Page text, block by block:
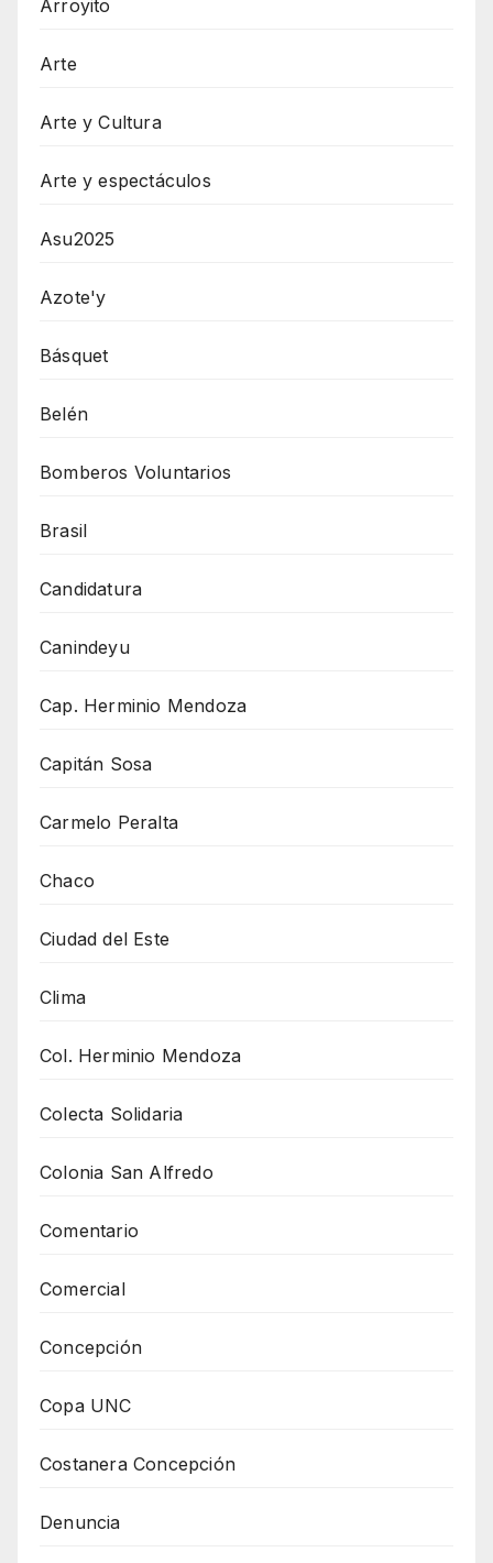
Arroyito
Arte
Arte y Cultura
Arte y espectáculos
Asu2025
Azote'y
Básquet
Belén
Bomberos Voluntarios
Brasil
Candidatura
Canindeyu
Cap. Herminio Mendoza
Capitán Sosa
Carmelo Peralta
Chaco
Ciudad del Este
Clima
Col. Herminio Mendoza
Colecta Solidaria
Colonia San Alfredo
Comentario
Comercial
Concepción
Copa UNC
Costanera Concepción
Denuncia